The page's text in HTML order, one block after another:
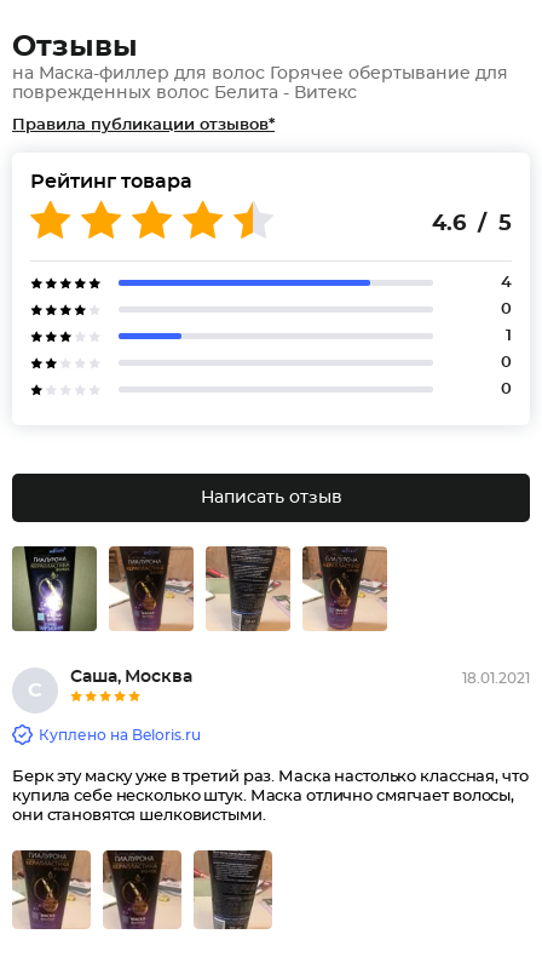
Отзывы
на Маска-филлер для волос Горячее обертывание для
поврежденных волос Белита - Витекс
Правила публикации отзывов*
Рейтинг товара
4.6 / 5
4
0
1
0
0
Написать отзыв
С
Саша, Москва 18.01.2021
Куплено на Beloris.ru
Берк эту маску уже в третий раз. Маска настолько классная, что
купила себе несколько штук. Маска отлично смягчает волосы,
они становятся шелковистыми.